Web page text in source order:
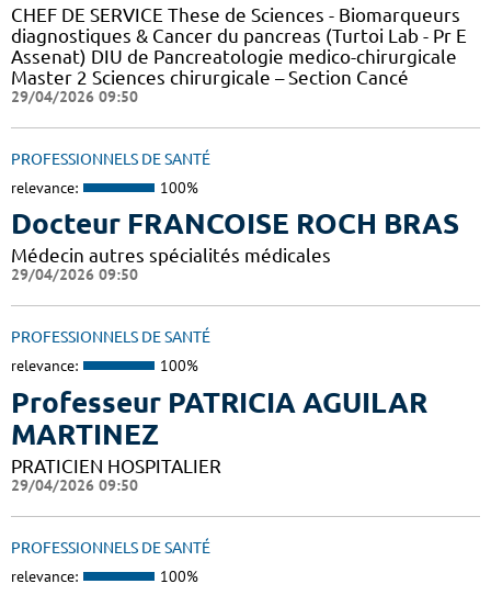
CHEF DE SERVICE These de Sciences - Biomarqueurs
diagnostiques & Cancer du pancreas (Turtoi Lab - Pr E
Assenat) DIU de Pancreatologie medico-chirurgicale
Master 2 Sciences chirurgicale – Section Cancé
29/04/2026 09:50
PROFESSIONNELS DE SANTÉ
relevance: 100%
Docteur FRANCOISE ROCH BRAS
Médecin autres spécialités médicales
29/04/2026 09:50
PROFESSIONNELS DE SANTÉ
relevance: 100%
Professeur PATRICIA AGUILAR
MARTINEZ
PRATICIEN HOSPITALIER
29/04/2026 09:50
PROFESSIONNELS DE SANTÉ
relevance: 100%